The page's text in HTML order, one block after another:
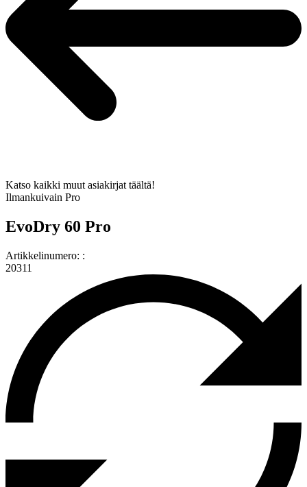
Katso kaikki muut asiakirjat täältä!
Ilmankuivain Pro
EvoDry 60 Pro
Artikkelinumero: :
20311